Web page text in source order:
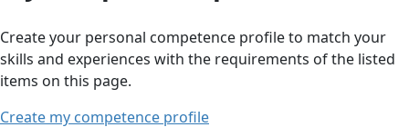
Create your personal competence profile to match your
skills and experiences with the requirements of the listed
items on this page.
Create my competence profile